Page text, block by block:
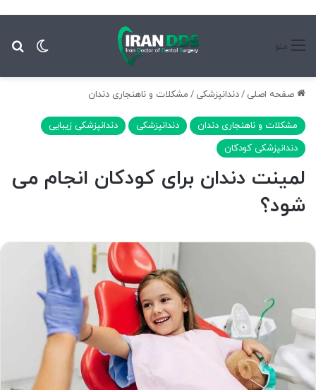
تغییر منو
صفحه اصلی /دندانپزشکی / مشکلات و ناهنجاری دندان
مشکلات و ناهنجاری دندان دندانپزشکی
دندانپزشکی زیبایی
دندانپزشکی کودکان
لمینت دندان برای کودکان انجام می
شود؟